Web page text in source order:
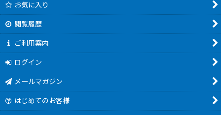
お気に入り
閲覧履歴
ご利用案内
ログイン
メールマガジン
はじめてのお客様